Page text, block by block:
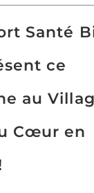
Santé
ce
au
Cœur en